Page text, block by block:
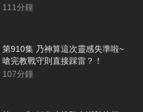
111分鐘
第910集 乃神算這次靈感失準啦~
嗆完教戰守則直接踩雷？！
107分鐘